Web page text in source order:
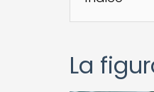
La